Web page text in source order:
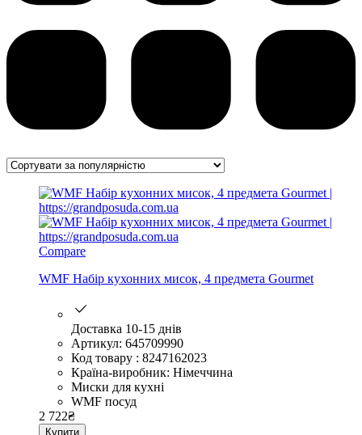
Compare
WMF Набір кухонних мисок, 4 предмета Gourmet
Доставка 10-15 днів
Артикул: 645709990
Код товару : 8247162023
Країна-виробник: Німеччина
Миски для кухні
WMF посуд
2 722₴
Купити